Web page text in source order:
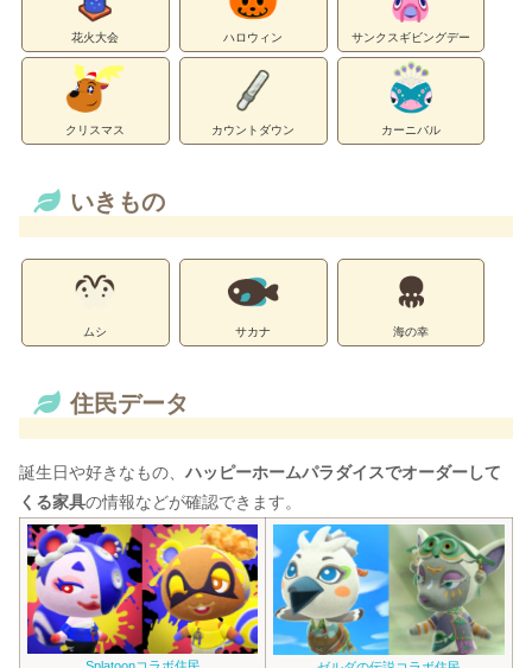
花火大会 ハロウィン サンクスギビングデー
クリスマス カウントダウン カーニバル
いきもの
ムシ サカナ 海の幸
住民データ
誕生日や好きなもの、 ハッピーホームパラダイスでオーダーして
くる家具の情報などが確認できます。